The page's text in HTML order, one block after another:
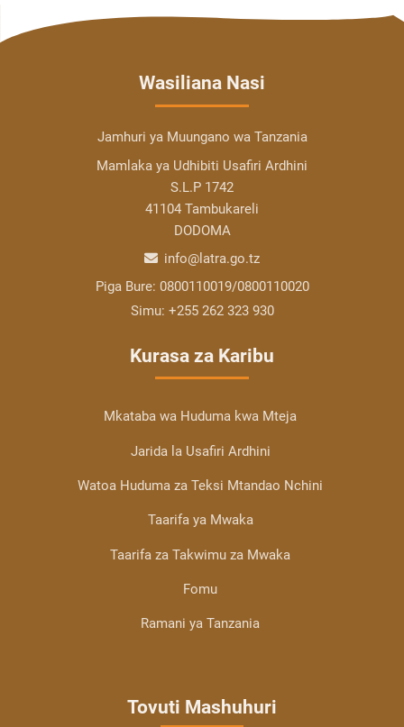
Wasiliana Nasi
Jamhuri ya Muungano wa Tanzania
Mamlaka ya Udhibiti Usafiri Ardhini
S.L.P 1742
41104 Tambukareli
DODOMA
info@latra.go.tz
Piga Bure: 0800110019/0800110020
Simu: +255 262 323 930
Kurasa za Karibu
Mkataba wa Huduma kwa Mteja
Jarida la Usafiri Ardhini
Watoa Huduma za Teksi Mtandao Nchini
Taarifa ya Mwaka
Taarifa za Takwimu za Mwaka
Fomu
Ramani ya Tanzania
Tovuti Mashuhuri